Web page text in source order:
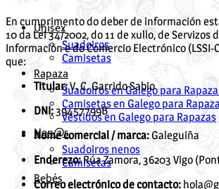
Unisex
Suadoiros
Camisetas
Rapaza
Suadoiros en Galego para
Camisetas en Galego para
Vestidos en Galego para Rapazas
Nen@s
Suadoiros nenos
Camisetas
Bebés
En cumprimento do deber de información
10 da Lei 34/2002, do 11 de xullo, de Servizos
Información e do Comercio Electrónico (LSSI-
que:
Titular:V. C. Garrido Sabio
DNI:39457799B
Nome comercial / marca:Galeguiña
Enderezo:Rúa Zamora, 36203 Vigo
Correo electrónico de contacto: